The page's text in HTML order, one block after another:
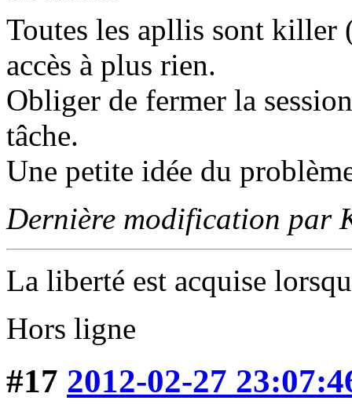
Toutes les apllis sont killer
accès à plus rien.
Obliger de fermer la
tâche.
Une petite idée du
Dernière modification par
La liberté est acquise
Hors ligne
#17 2012-02-27